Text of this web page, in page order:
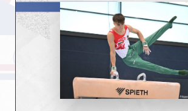
kipróbálhassanak, és ebben a
különböző sportággal találkozhattak!
Köszönjük minden edzőnek, segítőnek
hogy hozzájárultak a hét sikeréhez és
gyerekeknek is, hogy ilyen lelkes